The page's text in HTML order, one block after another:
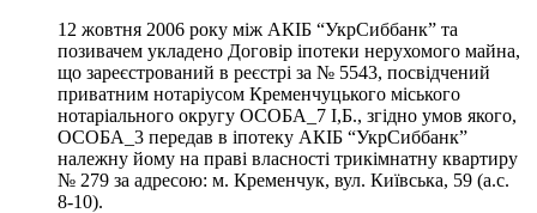
12 жовтня 2006 року між АКІБ “УкрСиббанк” та
позивачем укладено Договір іпотеки нерухомого майна,
що зареєстрований в реєстрі за № 5543, посвідчений
приватним нотаріусом Кременчуцького міського
нотаріального округу ОСОБА_7 І,Б., згідно умов якого,
ОСОБА_3 передав в іпотеку АКІБ “УкрСиббанк”
належну йому на праві власності трикімнатну квартиру
№ 279 за адресою: м. Кременчук, вул. Київська, 59 (а.с.
8-10).